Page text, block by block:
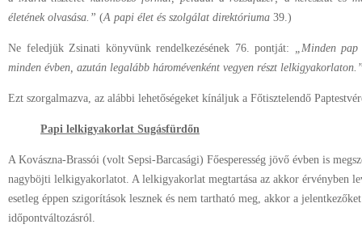
életének olvasása.” (A papi élet és szolgálat direktóriuma 39.)
Ne feledjük Zsinati könyvünk rendelkezésének 76. pontját: „Minden pap
minden évben, azután legalább háromévenként vegyen részt
Ezt szorgalmazva, az alábbi lehetőségeket kínáljuk a Főtisztelendő
Papi lelkigyakorlat Sugásfürdőn
A Kovászna-Brassói (volt Sepsi-Barcasági) Főesperesség jövő évben is
nagyböjti lelkigyakorlatot. A lelkigyakorlat megtartása az akkor érvényben
esetleg éppen szigorítások lesznek és nem tartható meg, akkor a
időpontváltozásról.